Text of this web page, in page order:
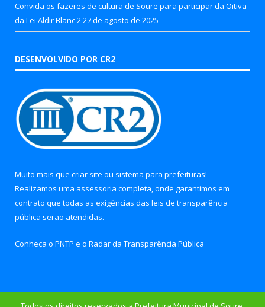
Convida os fazeres de cultura de Soure para participar da Oitiva
da Lei Aldir Blanc 227 de agosto de 2025
DESENVOLVIDO POR CR2
Muito mais que criar site ou sistema para prefeituras!
Realizamos uma assessoria completa, onde garantimos em
contrato que todas as exigências das leis de transparência
pública serão atendidas.
Conheça o PNTP e o Radar da Transparência Pública